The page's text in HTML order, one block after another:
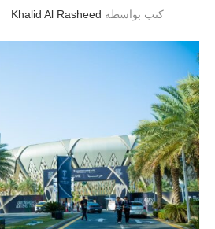
كتب بواسطة Khalid Al Rasheed